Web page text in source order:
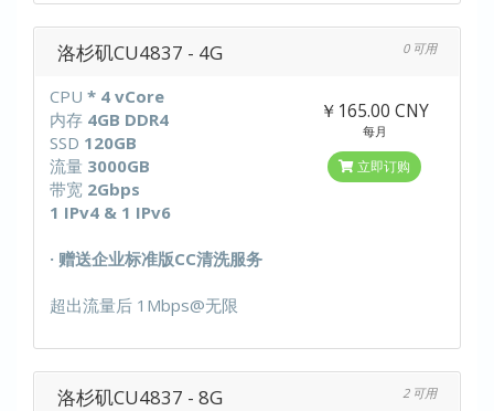
洛杉矶CU4837 - 4G 0 可用
CPU * 4 vCore
内存 4GB DDR4
SSD 120GB
流量 3000GB
带宽 2Gbps
1 IPv4 & 1 IPv6
· 赠送企业标准版CC清洗服务
超出流量后 1Mbps@无限
￥165.00 CNY
每月
立即订购
洛杉矶CU4837 - 8G 2 可用